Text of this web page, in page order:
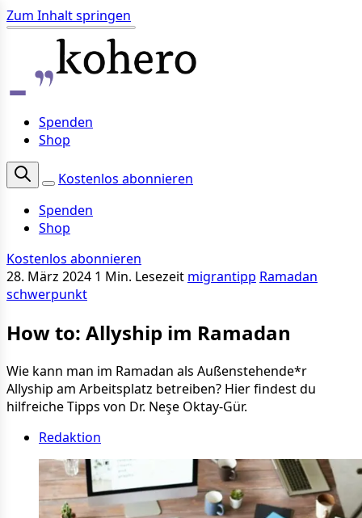
Zum Inhalt springen
Spenden
Shop
Kostenlos abonnieren
Spenden
Shop
Kostenlos abonnieren
28. März 2024 1 Min. Lesezeit migrantipp Ramadan
schwerpunkt
How to: Allyship im Ramadan
Wie kann man im Ramadan als Außenstehende*r
Allyship am Arbeitsplatz betreiben? Hier findest du
hilfreiche Tipps von Dr. Neşe Oktay-Gür.
Redaktion